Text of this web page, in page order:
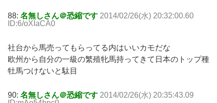
88: 名無しさん＠恐縮です 2014/02/26(水) 20:32:00.60
ID:6/oXIaCA0
社台から馬売ってもらってる内はいいカモだな
欧州から自分の一級の繁殖牝馬持ってきて日本のトップ種
牡馬つけないと駄目
90: 名無しさん＠恐縮です 2014/02/26(水) 20:35:43.09